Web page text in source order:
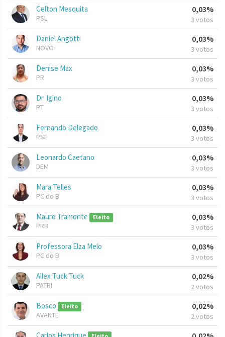
Celton Mesquita
PSL
0,03%
3 votos
Daniel Angotti
NOVO
0,03%
3 votos
Denise Max
PR
0,03%
3 votos
Dr. Igino
PT
0,03%
3 votos
Fernando Delegado
PSL
0,03%
3 votos
Leonardo Caetano
DEM
0,03%
3 votos
Mara Telles
PC do B
0,03%
3 votos
Mauro Tramonte Eleito
PRB
0,03%
3 votos
Professora Elza Melo
PC do B
0,03%
3 votos
Allex Tuck Tuck
PATRI
0,02%
2 votos
Bosco Eleito
AVANTE
0,02%
2 votos